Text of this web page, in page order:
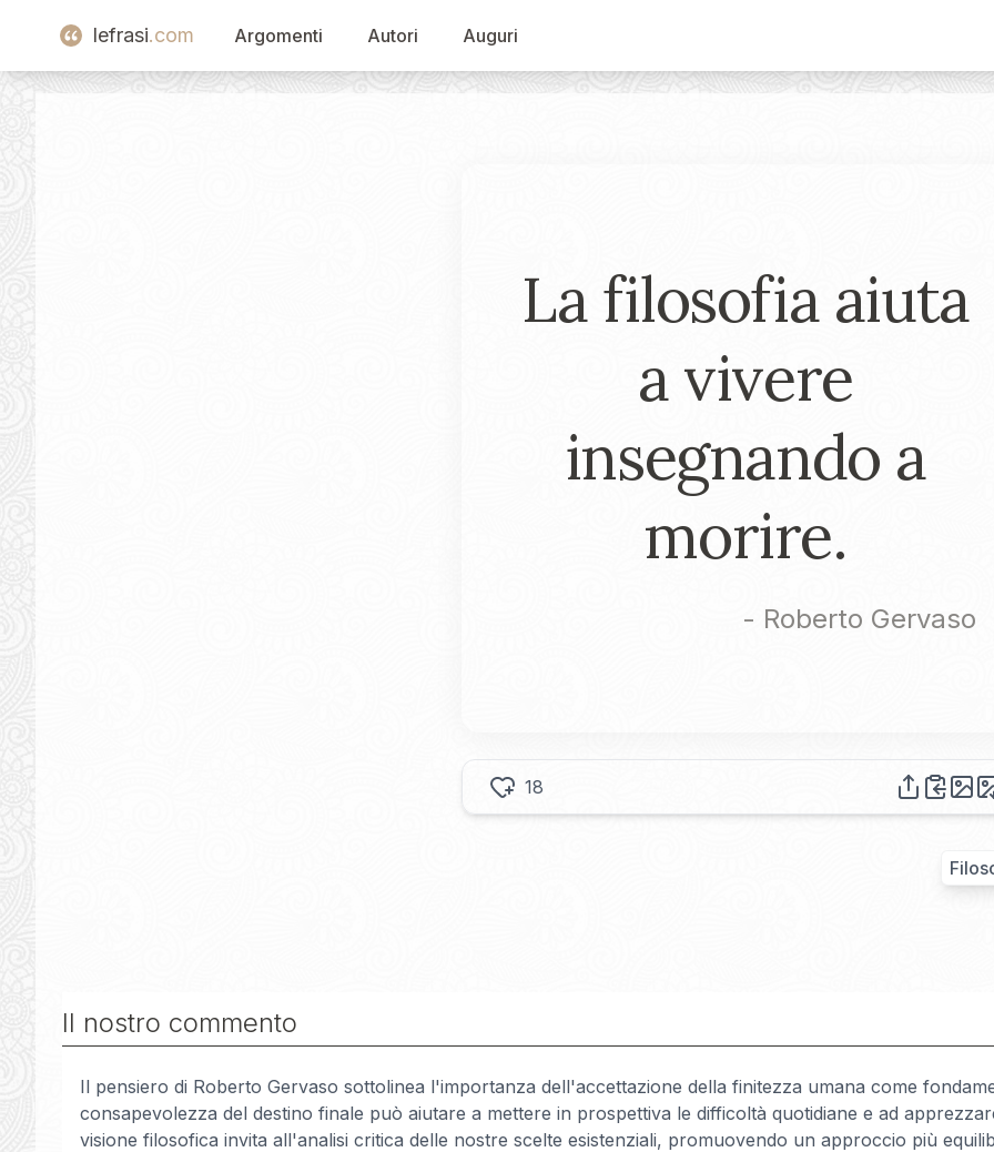
lefrasi.com Argomenti Autori Auguri
La filosofia aiuta
a vivere
insegnando a
morire.
- Roberto Gervaso
18
Il nostro commento
Il pensiero di Roberto Gervaso sottolinea l'importanza dell'accettazione della finitezza umana come
consapevolezza del destino finale può aiutare a mettere in prospettiva le difficoltà quotidiane e ad
visione filosofica invita all'analisi critica delle nostre scelte esistenziali, promuovendo un approccio più